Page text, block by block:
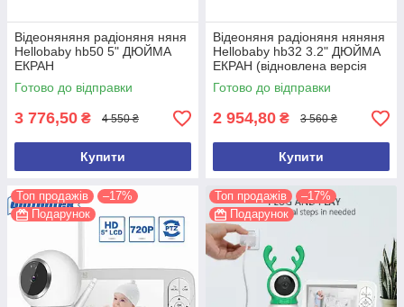
Відеоняняня радіоняня няня
Hellobaby hb50 5" ДЮЙМА
ЕКРАН
Готово до відправки
3 776,50 ₴ 4 550 ₴
Купити
Відеоняня радіоняня няняня
Hellobaby hb32 3.2" ДЮЙМА
ЕКРАН (відновлена версія
2026 року)
Готово до відправки
2 954,80 ₴ 3 560 ₴
Купити
Топ продажів
–17%
Подарунок
Топ продажів
–17%
Подарунок